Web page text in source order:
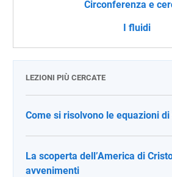
Circonferenza e
I fluidi
LEZIONI PIÙ CERCATE
Come si risolvono le equazioni
La scoperta dell’America di
avvenimenti